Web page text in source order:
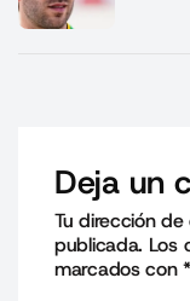
Deja un
Tu dirección
publicada. Los
marcados con*